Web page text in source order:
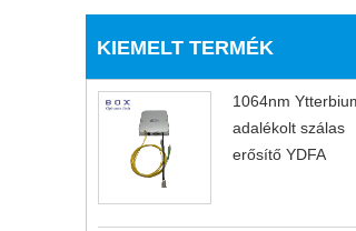
KIEMELT TERMÉK
1064nm
adalékolt szálas
erősítő YDFA